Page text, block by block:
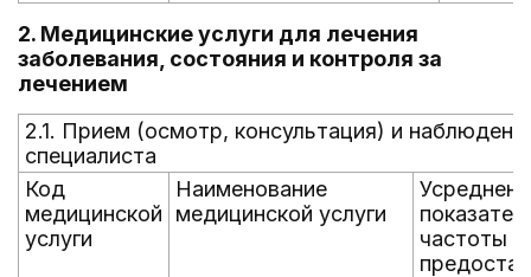
2. Медицинские услуги для лечения
заболевания, состояния и контроля за
лечением
2.1. Прием (осмотр, консультация) и
специалиста
Код
медицинской
услуги
Наименование
медицинской услуги
частоты